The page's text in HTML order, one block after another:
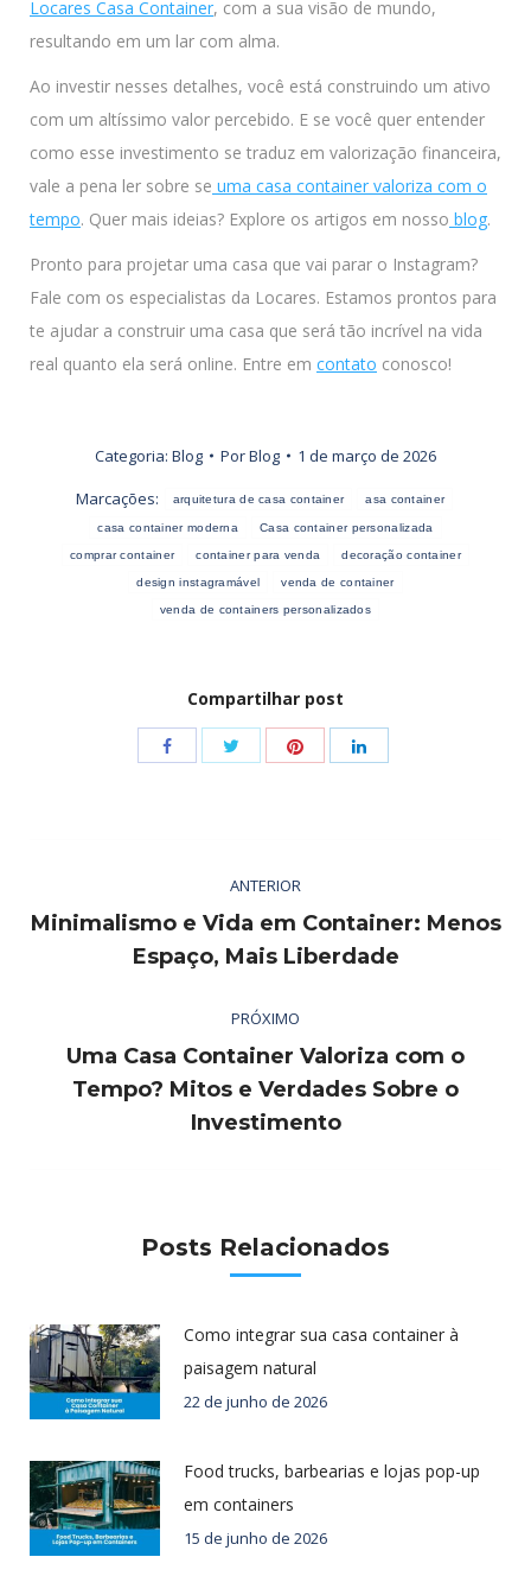
Locares Casa Container, com a sua visão de mundo,
resultando em um lar com alma.
Ao investir nesses detalhes, você está construindo um ativo
com um altíssimo valor percebido. E se você quer entender
como esse investimento se traduz em valorização financeira,
vale a pena ler sobre se uma casa container valoriza com o
tempo. Quer mais ideias? Explore os artigos em nosso blog.
Pronto para projetar uma casa que vai parar o Instagram?
Fale com os especialistas da Locares. Estamos prontos para
te ajudar a construir uma casa que será tão incrível na vida
real quanto ela será online. Entre em contato conosco!
Categoria: Blog PorBlog
1 de março de 2026
Marcações:
arquitetura de casa container asa container
casa container moderna Casa container personalizada
comprar container container para venda decoração container
design instagramável venda de container
venda de containers personalizados
Compartilhar post
post:
ANTERIOR
Post
anterior:
Minimalismo e Vida em Container: Menos
Espaço, Mais Liberdade
PRÓXIMO
Próximo
post:
Uma Casa Container Valoriza com o
Tempo? Mitos e Verdades Sobre o
Investimento
Posts Relacionados
Como integrar sua casa container à
paisagem natural
22 de junho de 2026
Food trucks, barbearias e lojas pop-up
em containers
15 de junho de 2026